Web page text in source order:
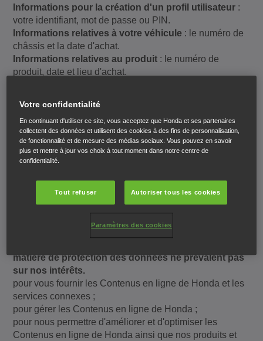
Informations pour la création d'un profil utilisateur :
votre identifiant, mot de passe ou PIN.
Informations relatives à votre véhicule : le numéro de
châssis et la date d'achat.
Informations relatives au produit : le numéro de
produit, date et lieu d'achat.
Toute autre information que vous nous soumettez
signatures, photos, avis, données de localisation et toute
autre information que vous fournirez.
Pourquoi nous collectons, utilisons et stockons
Nous collectons, utilisons et stockons vos données
personnelles pour les raisons énoncées ci-dessous.
Si nécessaire pour les intérêts légitimes de Honda,
matière de protection des données ne prévalent pas
sur nos intérêts.
pour vous fournir les Contenus en ligne de Honda et les
services connexes ;
pour gérer les Contenus en ligne de Honda ;
pour nous permettre d'améliorer et d'optimiser les
Contenus en ligne de Honda ainsi que nos produits et
Votre confidentialité
En continuant d'utiliser ce site, vous acceptez que Honda et ses partenaires
collectent des données et utilisent des cookies à des fins de personnalisation,
de fonctionnalité et de mesure des médias sociaux. Vous pouvez en savoir
plus et mettre à jour vos choix à tout moment dans notre centre de
confidentialité.
Tout refuser Autoriser tous les cookies
Paramètres des cookies